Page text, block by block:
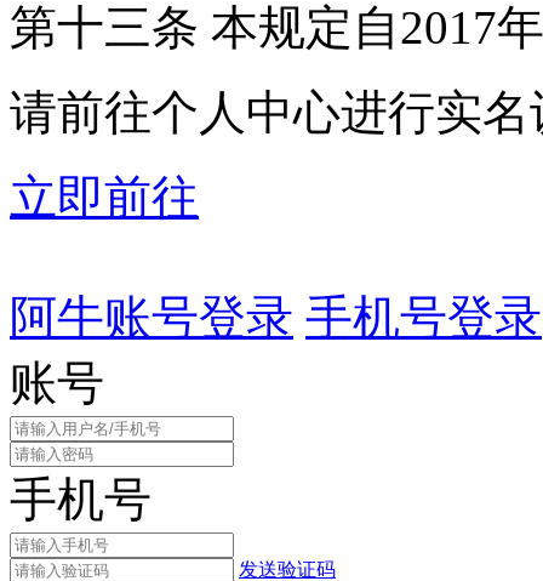
第十三条 本规定自2017
请前往个人中心进行实名
立即前往
阿牛账号登录 手机号登录
账号
手机号
发送验证码